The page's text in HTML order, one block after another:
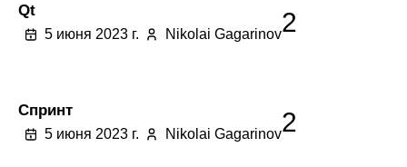
Qt
5 июня 2023 г. Nikolai Gagarinov2
Спринт
5 июня 2023 г. Nikolai Gagarinov2